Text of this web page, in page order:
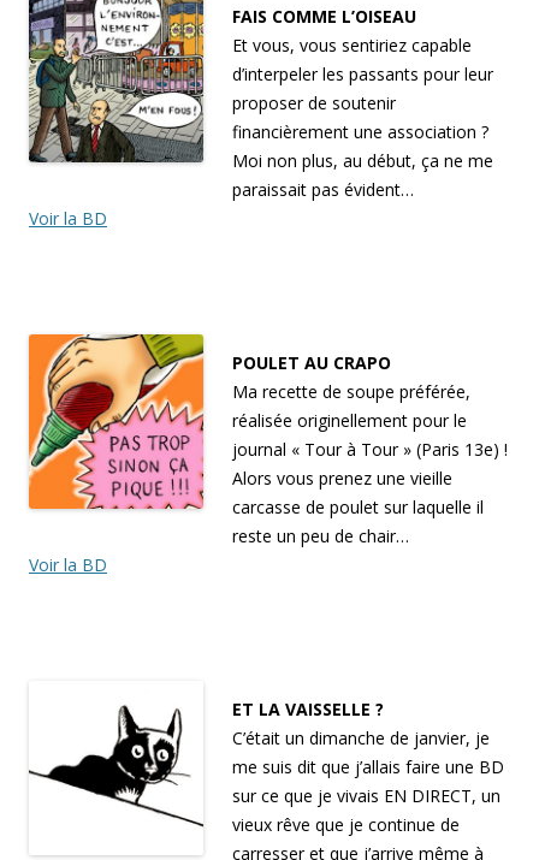
FAIS COMME L’OISEAU
Et vous, vous sentiriez capable
d’interpeler les passants pour leur
proposer de soutenir
financièrement une association ?
Moi non plus, au début, ça ne me
paraissait pas évident…
Voir la BD
POULET AU CRAPO
Ma recette de soupe préférée,
réalisée originellement pour le
journal « Tour à Tour » (Paris 13e) !
Alors vous prenez une vieille
carcasse de poulet sur laquelle il
reste un peu de chair…
Voir la BD
ET LA VAISSELLE ?
C’était un dimanche de janvier, je
me suis dit que j’allais faire une BD
sur ce que je vivais EN DIRECT, un
vieux rêve que je continue de
carresser et que j’arrive même à